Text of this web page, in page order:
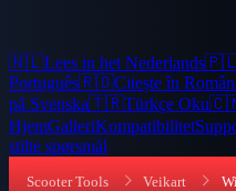
🇳🇱Lees in het Nederlands
Português🇷🇴Citește în
på Svenska🇹🇷Türkçe Oku
HjemGalleriKompatibilitet
stilte spørsmål
Scooter Tools Veikart